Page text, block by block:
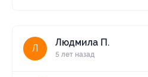
Л
Людмила П.
5 лет назад